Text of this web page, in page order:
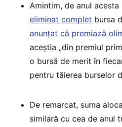
Amintim, de anul
eliminat complet bursa
anunțat că premiază
aceștia „din premiul
o bursă de merit în
pentru tăierea burselor
De remarcat, suma
similară cu cea de anul